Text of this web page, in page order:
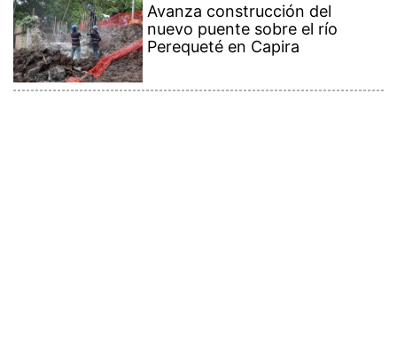
Avanza construcción del
nuevo puente sobre el río
Perequeté en Capira